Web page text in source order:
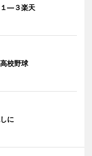
１―３楽天
校野球
に